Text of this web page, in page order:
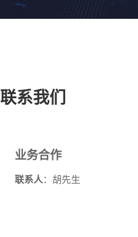
联系我们
业务合作
联系人 ：胡先生